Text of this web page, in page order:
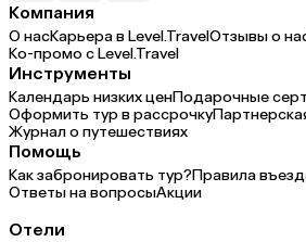
Компания
О насКарьера в Level.TravelОтзывы о
Ко-промо с Level.Travel
Инструменты
Календарь низких ценПодарочные
Оформить тур в рассрочку
Журнал о путешествиях
Помощь
Как забронировать тур?Правила
Ответы на вопросыАкции
Отели